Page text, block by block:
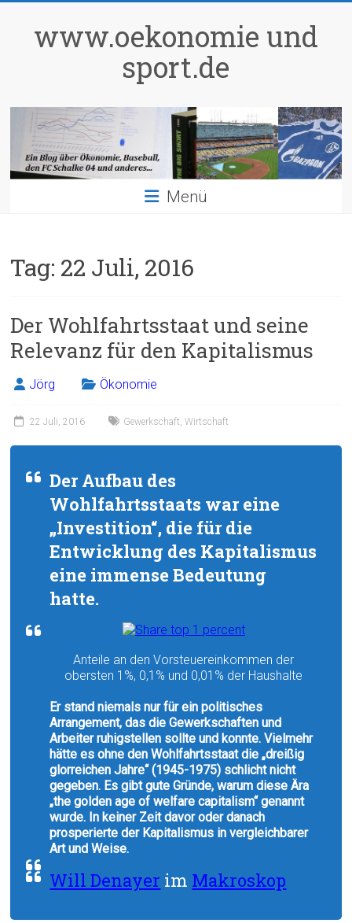
springenwww.oekonomie und
sport.de
Menü
Tag: 22 Juli, 2016
Der Wohlfahrtsstaat und seine
Relevanz für den Kapitalismus
Jörg Ökonomie
22 Juli, 2016 Gewerkschaft,Wirtschaft
Der Aufbau des
Wohlfahrtsstaats war eine
„Investition“, die für die
Entwicklung des Kapitalismus
eine immense Bedeutung
hatte.
Anteile an den Vorsteuereinkommen der
obersten 1%, 0,1% und 0,01% der Haushalte
Er stand niemals nur für ein politisches
Arrangement, das die Gewerkschaften und
Arbeiter ruhigstellen sollte und konnte. Vielmehr
hätte es ohne den Wohlfahrtsstaat die „dreißig
glorreichen Jahre“ (1945-1975) schlicht nicht
gegeben. Es gibt gute Gründe, warum diese Ära
„the golden age of welfare capitalism“ genannt
wurde. In keiner Zeit davor oder danach
prosperierte der Kapitalismus in vergleichbarer
Art und Weise.
Will Denayer im Makroskop